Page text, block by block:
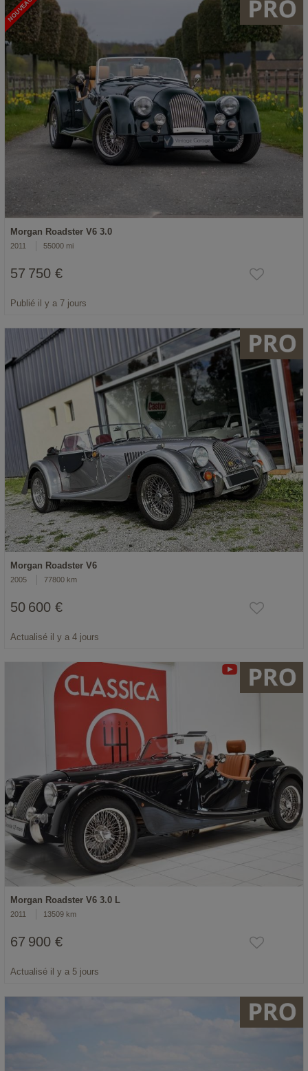
NOUVEAU
Morgan Roadster V6 3.0
2011 55000 mi
57 750 €
Publié il y a 7 jours
Morgan Roadster V6
2005 77800 km
50 600 €
Actualisé il y a 4 jours
Morgan Roadster V6 3.0 L
2011 13509 km
67 900 €
Actualisé il y a 5 jours